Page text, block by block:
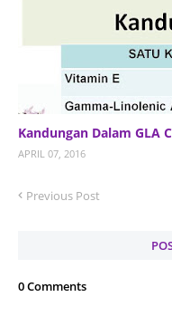
Kandungan Dalam GLA
APRIL 07, 2016
Previous Post
0 Comments